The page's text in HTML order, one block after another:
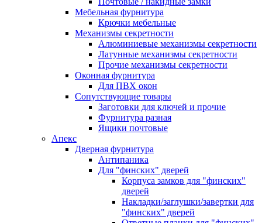
Мебельная фурнитура
Крючки мебельные
Механизмы секретности
Алюминиевые механизмы секретности
Латунные механизмы секретности
Прочие механизмы секретности
Оконная фурнитура
Для ПВХ окон
Сопутствующие товары
Заготовки для ключей и прочие
Фурнитура разная
Ящики почтовые
Апекс
Дверная фурнитура
Антипаника
Для "финских" дверей
Корпуса замков для "финских"
дверей
Накладки/заглушки/завертки для
"финских" дверей